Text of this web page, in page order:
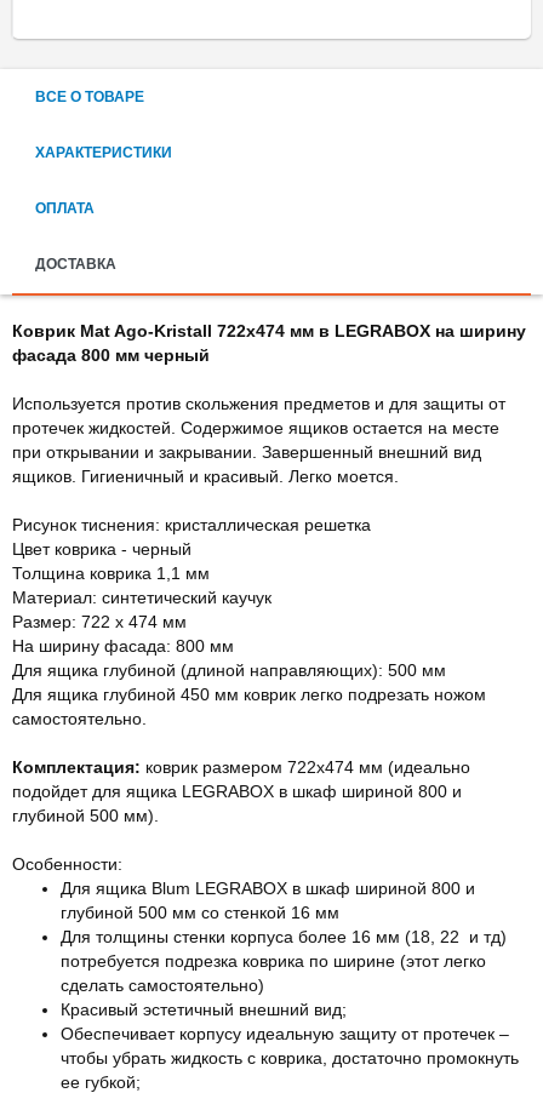
ВСЕ О ТОВАРЕ
ХАРАКТЕРИСТИКИ
ОПЛАТА
ДОСТАВКА
Коврик Mat Ago-Kristall 722х474 мм в LEGRABOX на ширину
фасада 800 мм черный
Используется против скольжения предметов и для защиты от
протечек жидкостей. Содержимое ящиков остается на месте
при открывании и закрывании. Завершенный внешний вид
ящиков. Гигиеничный и красивый. Легко моется.
Рисунок тиснения: кристаллическая решетка
Цвет коврика - черный
Толщина коврика 1,1 мм
Материал: синтетический каучук
Размер: 722 х 474 мм
На ширину фасада: 800 мм
Для ящика глубиной (длиной направляющих): 500 мм
Для ящика глубиной 450 мм коврик легко подрезать ножом
самостоятельно.
Комплектация: коврик размером 722х474 мм (идеально
подойдет для ящика LEGRABOX в шкаф шириной 800 и
глубиной 500 мм).
Особенности:
Для ящика Blum LEGRABOX в шкаф шириной 800 и
глубиной 500 мм со стенкой 16 мм
Для толщины стенки корпуса более 16 мм (18, 22 и тд)
потребуется подрезка коврика по ширине (этот легко
сделать самостоятельно)
Красивый эстетичный внешний вид;
Обеспечивает корпусу идеальную защиту от протечек –
чтобы убрать жидкость с коврика, достаточно промокнуть
ее губкой;